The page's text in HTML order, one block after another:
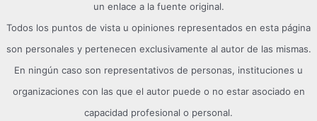
un enlace a la fuente original.
Todos los puntos de vista u opiniones representados en esta página
son personales y pertenecen exclusivamente al autor de las mismas.
En ningún caso son representativos de personas, instituciones u
organizaciones con las que el autor puede o no estar asociado en
capacidad profesional o personal.